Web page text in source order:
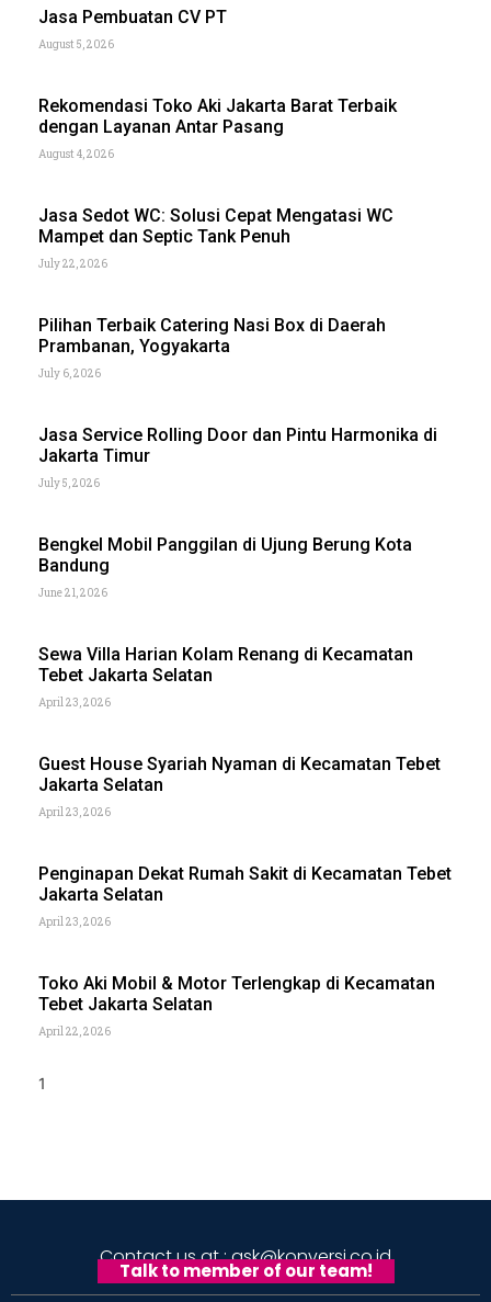
Jasa Pembuatan CV PT
August 5, 2026
Rekomendasi Toko Aki Jakarta Barat Terbaik
dengan Layanan Antar Pasang
August 4, 2026
Jasa Sedot WC: Solusi Cepat Mengatasi WC
Mampet dan Septic Tank Penuh
July 22, 2026
Pilihan Terbaik Catering Nasi Box di Daerah
Prambanan, Yogyakarta
July 6, 2026
Jasa Service Rolling Door dan Pintu Harmonika di
Jakarta Timur
July 5, 2026
Bengkel Mobil Panggilan di Ujung Berung Kota
Bandung
June 21, 2026
Sewa Villa Harian Kolam Renang di Kecamatan
Tebet Jakarta Selatan
April 23, 2026
Guest House Syariah Nyaman di Kecamatan Tebet
Jakarta Selatan
April 23, 2026
Penginapan Dekat Rumah Sakit di Kecamatan Tebet
Jakarta Selatan
April 23, 2026
Toko Aki Mobil & Motor Terlengkap di Kecamatan
Tebet Jakarta Selatan
April 22, 2026
Contact us at : ask@konversi.co.id
Talk to member of our team!